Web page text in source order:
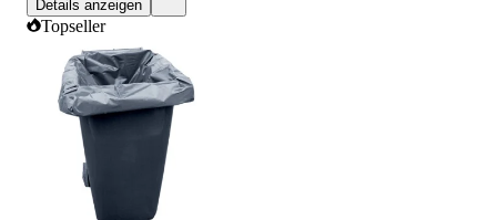
Details anzeigen
Topseller